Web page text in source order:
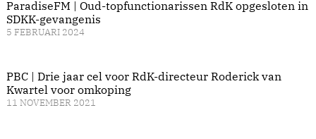
ParadiseFM | Oud-topfunctionarissen RdK opgesloten in
SDKK-gevangenis
5 FEBRUARI 2024
PBC | Drie jaar cel voor RdK-directeur Roderick van
Kwartel voor omkoping
11 NOVEMBER 2021